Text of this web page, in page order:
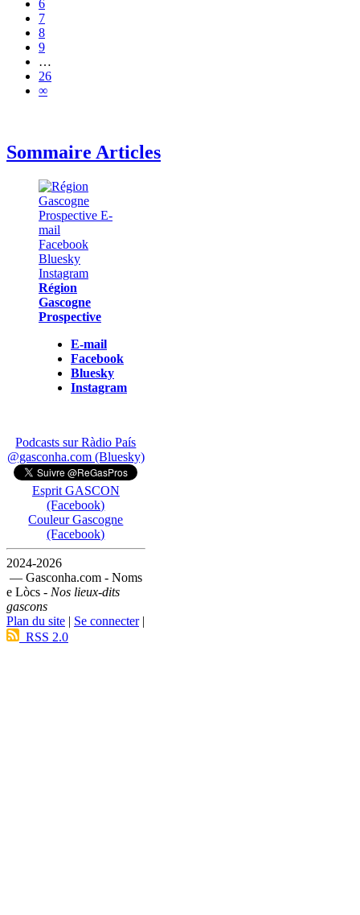
6
7
8
9
…
26
∞
Sommaire Articles
Région
Gascogne
Prospective
E-mail
Facebook
Bluesky
Instagram
Podcasts sur Ràdio País
@gasconha.com (Bluesky)
Esprit GASCON
(Facebook)
Couleur Gascogne
(Facebook)
2024-2026
— Gasconha.com - Noms
e Lòcs - Nos lieux-dits
gascons
Plan du site | Se connecter|
RSS 2.0